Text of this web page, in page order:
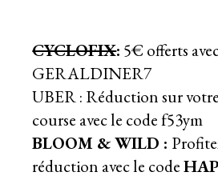
CYCLOFIX: 5€ offerts
GERALDINER7
UBER : Réduction sur
course avec le code f53ym
BLOOM & WILD :
réduction avec le code